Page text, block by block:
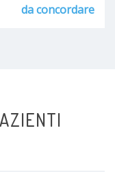
da concordare